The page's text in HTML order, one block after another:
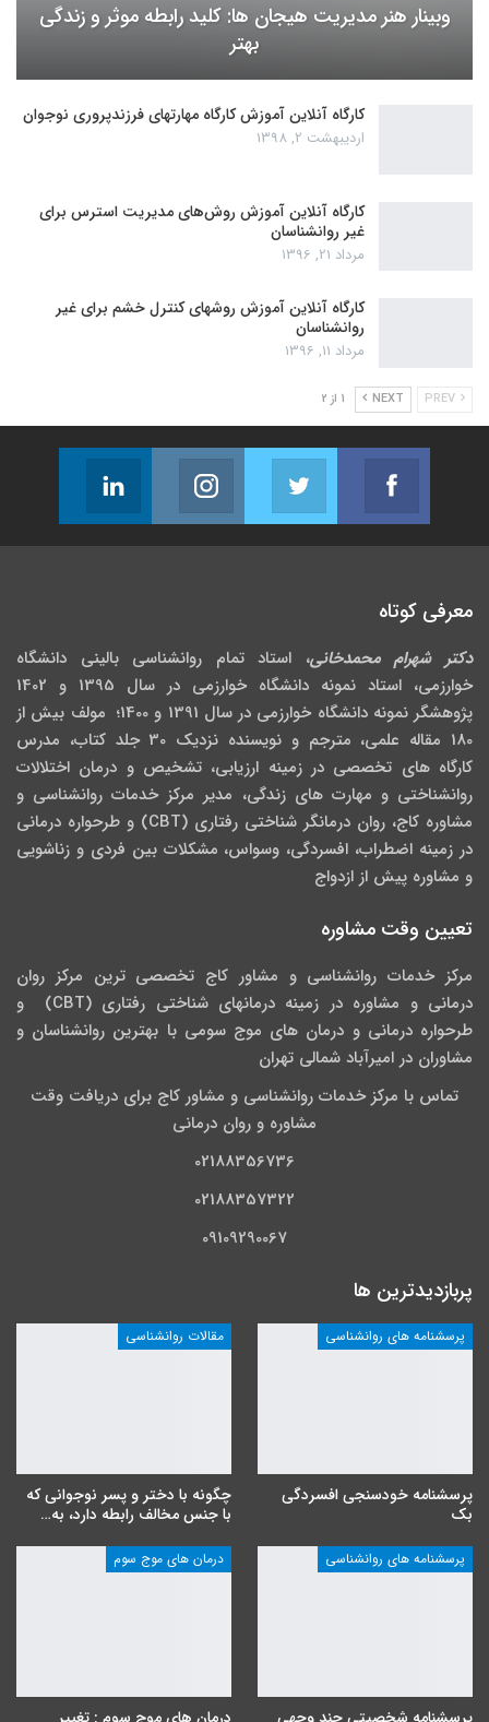
وبینار هنر مدیریت هیجان ها: کلید رابطه موثر و زندگی
بهتر
کارگاه آنلاین آموزش کارگاه مهارتهای فرزندپروری نوجوان
اردیبهشت 2, 1398
کارگاه آنلاین آموزش روش‌های مدیریت استرس برای
غیر روانشناسان
مرداد 21, 1396
کارگاه آنلاین آموزش روشهای کنترل خشم برای غیر
روانشناسان
مرداد 11, 1396
NEXT 1 از 2
Facebook
Join us on Facebook
Twitter
Join us on Twitter
Instagram
Join us on Instagram
معرفی کوتاه
دکتر شهرام محمدخانی، استاد تمام روانشناسی بالینی دانشگاه
خوارزمی، استاد نمونه دانشگاه خوارزمی در سال 1395 و 1402
پژوهشگر نمونه دانشگاه خوارزمی در سال 1391 و 1400؛ مولف بیش از
180 مقاله علمی، مترجم و نویسنده نزدیک 30 جلد کتاب، مدرس
کارگاه­ های تخصصی در زمینه ارزیابی، تشخیص و درمان اختلالات
روانشناختی و مهارت های زندگی، مدیر مرکز خدمات روانشناسی و
مشاوره کاج، روان­ درمانگر شناختی رفتاری (CBT) و طرحواره درمانی
در زمینه اضطراب، افسردگی، وسواس، مشکلات بین فردی و زناشویی
و مشاوره پیش از ازدواج
تعیین وقت مشاوره
مرکز خدمات روانشناسی و مشاور کاج تخصصی‏ ترین مرکز روان
درمانی و مشاوره در زمینه درمان‏های شناختی رفتاری (CBT) و
طرحواره درمانی و درمان های موج سومی با بهترین روانشناسان و
مشاوران در امیرآباد شمالی تهران
تماس با مرکز خدمات روانشناسی و مشاور کاج برای دریافت وقت
مشاوره و روان درمانی
02188356736
02188357322
09109290067
پربازدیدترین ها
پرسشنامه های روانشناسی
پرسشنامه خودسنجی افسردگی
بک
مقالات روانشناسی
چگونه با دختر و پسر نوجوانی که
با جنس مخالف رابطه دارد، به…
پرسشنامه های روانشناسی درمان های موج سوم